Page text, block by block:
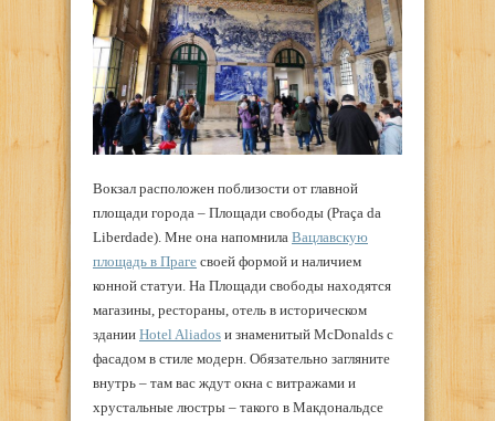
Вокзал расположен поблизости от главной
площади города – Площади свободы (Praça da
Liberdade). Мне она напомнила Вацлавскую
площадь в Праге своей формой и наличием
конной статуи. На Площади свободы находятся
магазины, рестораны, отель в историческом
здании Hotel Aliados и знаменитый McDonalds с
фасадом в стиле модерн. Обязательно загляните
внутрь – там вас ждут окна с витражами и
хрустальные люстры – такого в Макдональдсе